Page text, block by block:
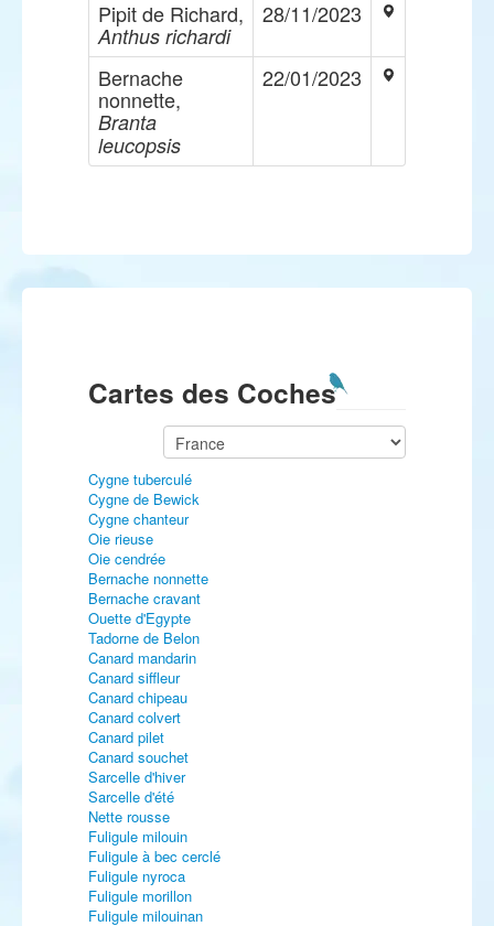
Pipit de Richard,
Anthus richardi
28/11/2023
Bernache
nonnette,
Branta
leucopsis
22/01/2023
Cartes des Coches
Cygne tuberculé
Cygne de Bewick
Cygne chanteur
Oie rieuse
Oie cendrée
Bernache nonnette
Bernache cravant
Ouette d'Egypte
Tadorne de Belon
Canard mandarin
Canard siffleur
Canard chipeau
Canard colvert
Canard pilet
Canard souchet
Sarcelle d'hiver
Sarcelle d'été
Nette rousse
Fuligule milouin
Fuligule à bec cerclé
Fuligule nyroca
Fuligule morillon
Fuligule milouinan